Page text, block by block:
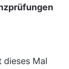
dieses Mal